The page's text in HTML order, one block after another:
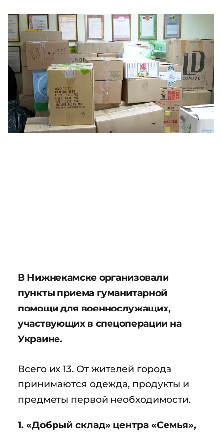
В Нижнекамске организовали
пункты приема гуманитарной
помощи для военнослужащих,
участвующих в спецоперации на
Украине.
Всего их 13. От жителей города
принимаются одежда, продукты и
предметы первой необходимости.
1. «Добрый склад» центра «Семья»,